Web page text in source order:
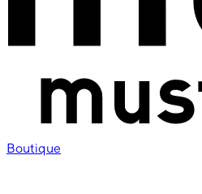
Boutique